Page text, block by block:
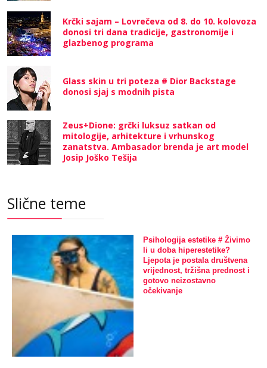
Krčki sajam – Lovrečeva od 8. do 10. kolovoza
donosi tri dana tradicije, gastronomije i
glazbenog programa
Glass skin u tri poteza # Dior Backstage
donosi sjaj s modnih pista
Zeus+Dione: grčki luksuz satkan od
mitologije, arhitekture i vrhunskog
zanatstva. Ambasador brenda je art model
Josip Joško Tešija
Slične teme
Psihologija estetike # Živimo
li u doba hiperestetike?
Ljepota je postala društvena
vrijednost, tržišna prednost i
gotovo neizostavno
očekivanje